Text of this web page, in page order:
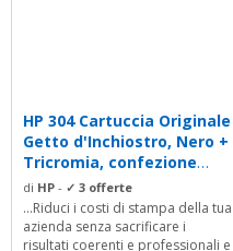
HP 304 Cartuccia Originale
Getto d'Inchiostro, Nero +
Tricromia, confezione
da...
di HP - ✓ 3 offerte
...Riduci i costi di stampa della tua
azienda senza sacrificare i
risultati coerenti e professionali e